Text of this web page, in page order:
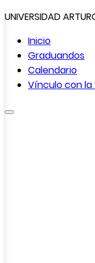
UNIVERSIDAD
Inicio
Graduandos
Calendario
Vínculo con la